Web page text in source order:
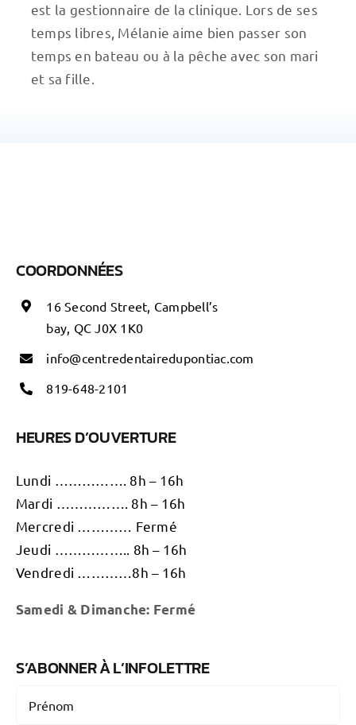
est la gestionnaire de la clinique. Lors de ses
temps libres, Mélanie aime bien passer son
temps en bateau ou à la pêche avec son mari
et sa fille.
COORDONNÉES
16 Second Street, Campbell’s
bay, QC J0X 1K0
info@centredentairedupontiac.com
819-648-2101
HEURES D’OUVERTURE
Lundi ……………. 8h – 16h
Mardi ……………. 8h – 16h
Mercredi ………… Fermé
Jeudi …………….. 8h – 16h
Vendredi …………8h – 16h
Samedi & Dimanche: Fermé
S’ABONNER À L’INFOLETTRE